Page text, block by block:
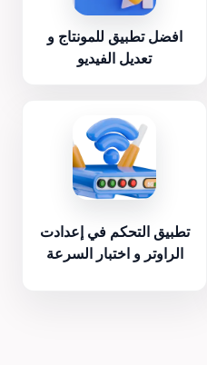
افضل تطبيق للمونتاج و
تعديل الفيديو
تطبيق التحكم في إعدادت
الراوتر و اختبار السرعة